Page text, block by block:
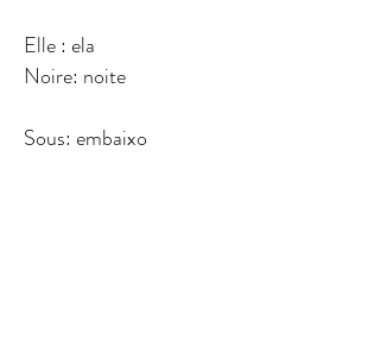
Elle : ela
Noire: noite
Sous: embaixo